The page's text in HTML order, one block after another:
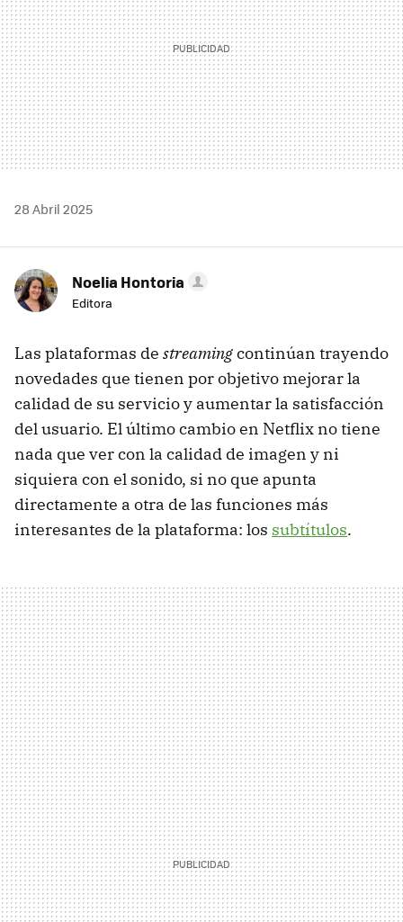
28 Abril 2025
Noelia Hontoria
Editora
Las plataformas de streamingcontinúan trayendo
novedades que tienen por objetivo mejorar la
calidad de su servicio y aumentar la satisfacción
del usuario. El último cambio en Netflix no tiene
nada que ver con la calidad de imagen y ni
siquiera con el sonido, si no que apunta
directamente a otra de las funciones más
interesantes de la plataforma: los subtítulos.